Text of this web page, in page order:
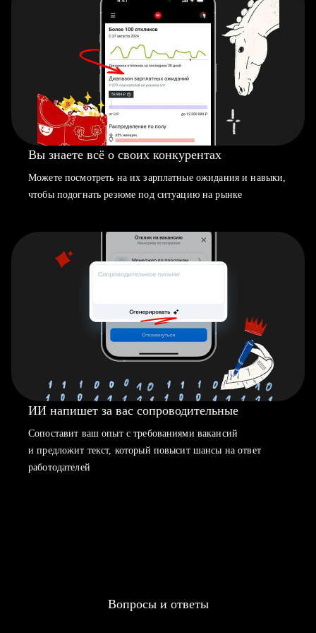
Вы знаете всё о своих конкурентах
Можете посмотреть на их зарплатные ожидания и навыки,
чтобы подогнать резюме под ситуацию на рынке
ИИ напишет за вас сопроводительные
Сопоставит ваш опыт с требованиями вакансий
и предложит текст, который повысит шансы на ответ
работодателей
Вопросы и ответы